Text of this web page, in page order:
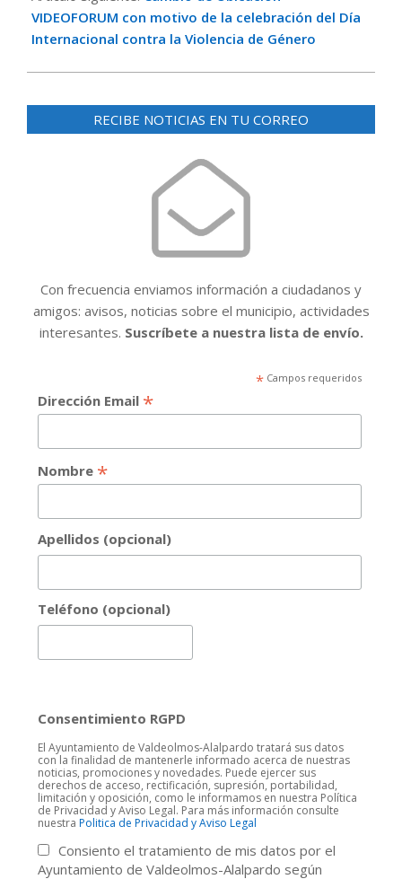
VIDEOFORUM con motivo de la celebración del Día
Internacional contra la Violencia de Género
RECIBE NOTICIAS EN TU CORREO
Con frecuencia enviamos información a ciudadanos y
amigos: avisos, noticias sobre el municipio, actividades
interesantes. Suscríbete a nuestra lista de envío.
*Campos requeridos
Dirección Email *
Nombre *
Apellidos (opcional)
Teléfono (opcional)
Consentimiento RGPD
El Ayuntamiento de Valdeolmos-Alalpardo tratará sus datos
con la finalidad de mantenerle informado acerca de nuestras
noticias, promociones y novedades. Puede ejercer sus
derechos de acceso, rectificación, supresión, portabilidad,
limitación y oposición, como le informamos en nuestra Política
de Privacidad y Aviso Legal. Para más información consulte
nuestra Politica de Privacidad y Aviso Legal
Consiento el tratamiento de mis datos por el
Ayuntamiento de Valdeolmos-Alalpardo según